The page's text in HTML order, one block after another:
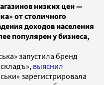
низких цен —
от столичного
доходов населения
популярен у бизнеса,
запустила бренд
выяснил
зарегистрировала